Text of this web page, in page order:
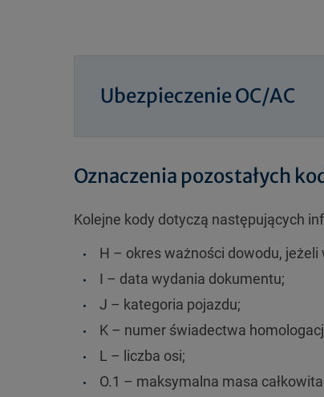
Ubezpieczenie OC/AC
Oznaczenia pozostałych
Kolejne kody dotyczą następujących
H – okres ważności dowodu,
I – data wydania dokumentu;
J – kategoria pojazdu;
K – numer świadectwa
L – liczba osi;
O.1 – maksymalna masa